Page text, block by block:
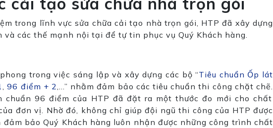
trong lĩnh vực sửa chữa cải tạo nhà trọn gói, HTP đã xây dựng
và các thế mạnh nội tại để tự tin phục vụ Quý Khách hàng.
trong việc sáng lập và xây dựng các bộ “Tiêu chuẩn Ốp lát
,96 điểm + 2,…” nhằm đảm bảo các tiêu chuẩn thi công chặt chẽ.
chuẩn 96 điểmcủa HTP đã đặt ra một thước đo mới cho chất
đơn vị. Nhờ đó, không chỉ giúp đội ngũ thi công của HTP được
đảm bảo Quý Khách hàng luôn nhận được những công trình chất